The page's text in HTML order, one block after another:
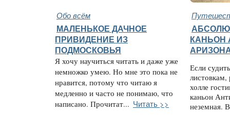
Обо всём
МАЛЕНЬКОЕ ДАЧНОЕ
ПРИВИДЕНИЕ ИЗ
ПОДМОСКОВЬЯ
Я хочу научиться читать и даже уже
немножко умею. Но мне это пока не
нравится, потому что читаю я
медленно и часто не понимаю, что
написано. Прочитат... Читать >>
КАНЬОН
Если
холле
каньон
неземная.